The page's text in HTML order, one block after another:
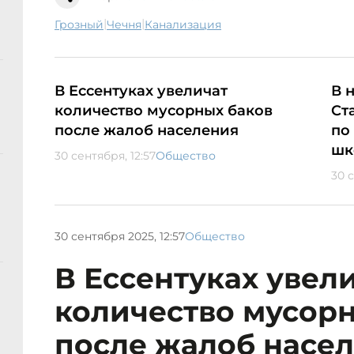
Грозный| Чечня| канализация
В Ессентуках увеличат
количество мусорных баков
после жалоб населения
30 сентября, 12:57Общество
В
по
30
30 сентября 2025, 12:57Общество
В Ессентуках
количество
после жалоб